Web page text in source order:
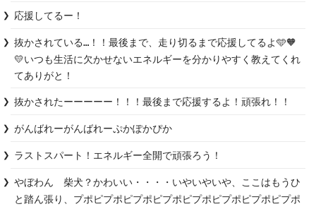
応援してるー！
抜かされている…！！最後まで、走り切るまで応援してるよ🩵🧡
💛いつも生活に欠かせないエネルギーを分かりやすく教えてくれ
てありがと！
抜かされたーーーーー！！！最後まで応援するよ！頑張れ！！
がんばれーがんばれーぷかぽかぴか
ラストスパート！エネルギー全開で頑張ろう！
やぼわん　柴犬？かわいい・・・・いやいやいや、ここはもうひ
と踏ん張り、プポピプポピプポピプポピプポピプポピプポピプポ